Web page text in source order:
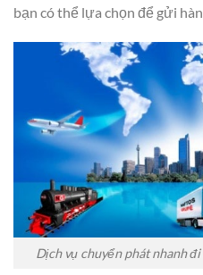
bạn có thể lựa chọn để gửi
Dịch vụ chuyển phát nhanh